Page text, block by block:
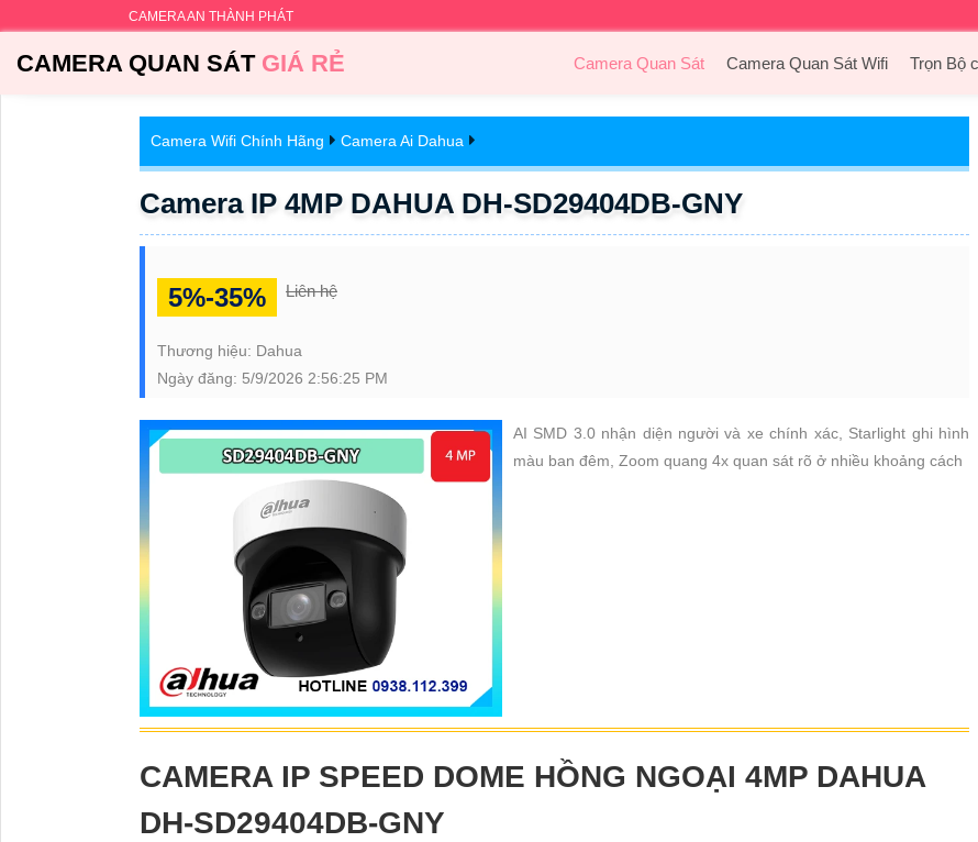
CAMERA AN THÀNH PHÁT
CAMERA QUAN SÁTGIÁ RẺ Camera Quan Sát Camera Quan Sát Wifi Trọn Bộ
Camera Wifi Chính Hãng Camera Ai Dahua
Camera IP 4MP DAHUA DH-SD29404DB-GNY
5%-35% Liên hệ
Thương hiệu: Dahua
Ngày đăng: 5/9/2026 2:56:25 PM
AI SMD 3.0 nhận diện người và xe chính xác, Starlight ghi hình
màu ban đêm, Zoom quang 4x quan sát rõ ở nhiều khoảng cách
CAMERA IP SPEED DOME HỒNG NGOẠI 4MP DAHUA
DH-SD29404DB-GNY